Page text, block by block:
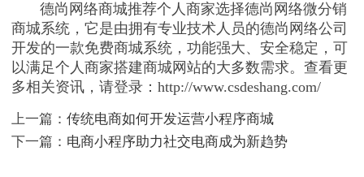
德尚网络商城推荐个人商家选择德尚网络微分销
商城系统，它是由拥有专业技术人员的德尚网络公司
开发的一款免费商城系统，功能强大、安全稳定，可
以满足个人商家搭建商城网站的大多数需求。查看更
多相关资讯，请登录：http://www.csdeshang.com/
上一篇：传统电商如何开发运营小程序商城
下一篇： 电商小程序助力社交电商成为新趋势